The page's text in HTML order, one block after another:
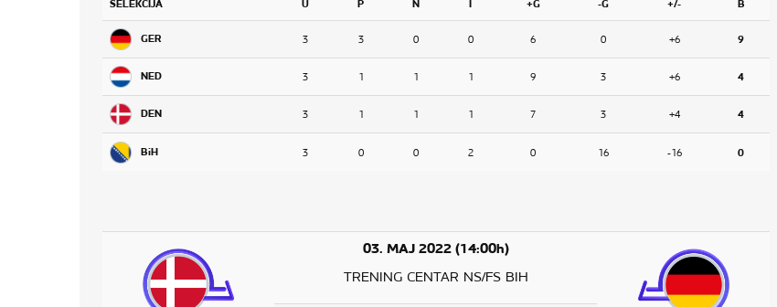
SELEKCIJA U P N I +G -G +/- B
GER 3 3 0 0 6 0 +6 9
NED 3 1 1 1 9 3 +6 4
DEN 3 1 1 1 7 3 +4 4
BiH 3 0 0 2 0 16 -16 0
03. MAJ 2022 (14:00h)
TRENING CENTAR NS/FS BIH